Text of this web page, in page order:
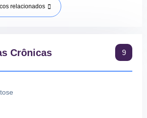
relacionados
Crônicas 9